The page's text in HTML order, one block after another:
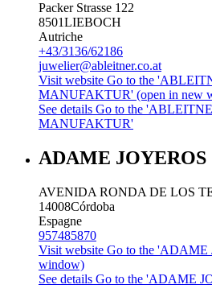
Packer Strasse 122
8501LIEBOCH
Autriche
+43/3136/62186
juwelier@ableitner.co.at
Visit website Go to the
MANUFAKTUR' (open in new
See details Go to the
MANUFAKTUR'
ADAME JOYEROS
AVENIDA RONDA DE LOS
14008Córdoba
Espagne
957485870
Visit website Go to the 'ADAME
window)
See details Go to the 'ADAME